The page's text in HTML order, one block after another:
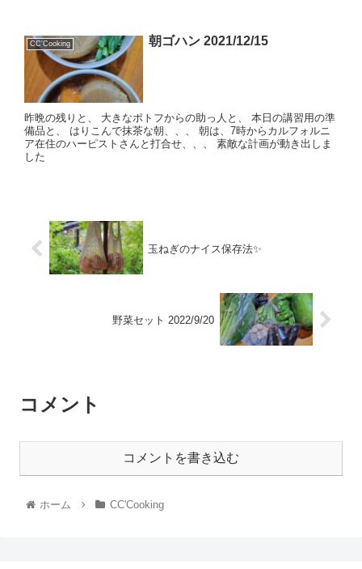
CC'Cooking 朝ゴハン 2021/12/15
昨晩の残りと、 大きなポトフからの助っ人と、 本日の講習用の準
備品と、 はりこんで抹茶な朝、、、 朝は、7時からカルフォルニ
ア在住のハーピストさんと打合せ、、、 素敵な計画が動き出しま
した
玉ねぎのナイス保存法✨
野菜セット 2022/9/20
コメント
コメントを書き込む
ホーム CC'Cooking